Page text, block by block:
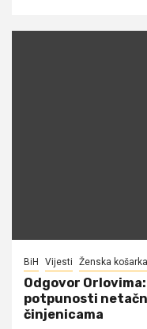
BiH Vijesti Ženska košarka
Odgovor
potpunosti
činjenicama